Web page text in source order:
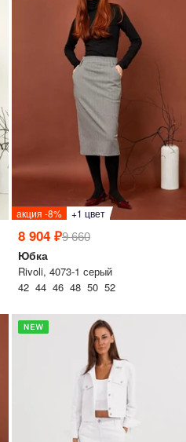
акция -8% +1 цвет
8 904 ₽9 660
Юбка
Rivoli, 4073-1 серый
42 44 46 48 50 52
согласие на обработку файлов cookie в
cookie.